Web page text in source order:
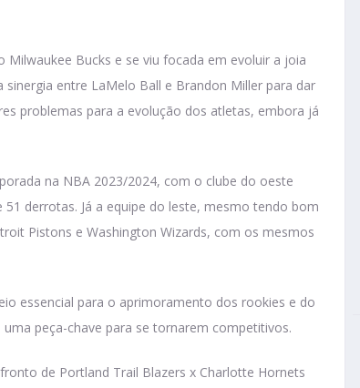
Milwaukee Bucks e se viu focada em evoluir a joia
sinergia entre LaMelo Ball e Brandon Miller para dar
problemas para a evolução dos atletas, embora já
na NBA 2023/2024, com o clube do oeste
derrotas. Já a equipe do leste, mesmo tendo bom
Pistons e Washington Wizards, com os mesmos
essencial para o aprimoramento dos rookies e do
peça-chave para se tornarem competitivos.
de Portland Trail Blazers x Charlotte Hornets